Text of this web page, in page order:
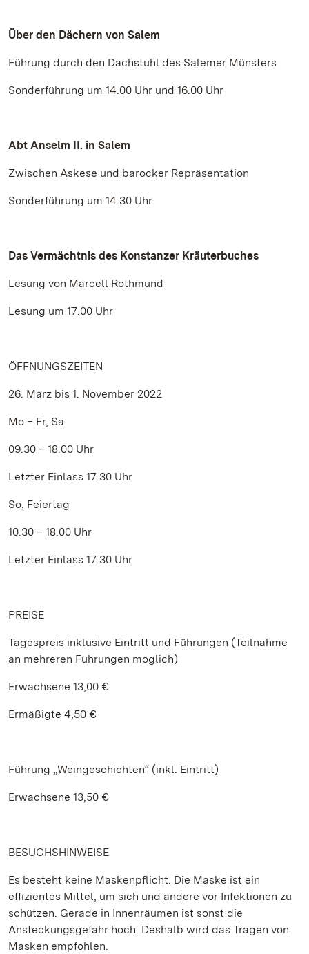
Über den Dächern von Salem
Führung durch den Dachstuhl des Salemer Münsters
Sonderführung um 14.00 Uhr und 16.00 Uhr
Abt Anselm II. in Salem
Zwischen Askese und barocker Repräsentation
Sonderführung um 14.30 Uhr
Das Vermächtnis des Konstanzer Kräuterbuches
Lesung von Marcell Rothmund
Lesung um 17.00 Uhr
ÖFFNUNGSZEITEN
26. März bis 1. November 2022
Mo – Fr, Sa
09.30 – 18.00 Uhr
Letzter Einlass 17.30 Uhr
So, Feiertag
10.30 – 18.00 Uhr
Letzter Einlass 17.30 Uhr
PREISE
Tagespreis inklusive Eintritt und Führungen (Teilnahme
an mehreren Führungen möglich)
Erwachsene 13,00 €
Ermäßigte 4,50 €
Führung „Weingeschichten“ (inkl. Eintritt)
Erwachsene 13,50 €
BESUCHSHINWEISE
Es besteht keine Maskenpflicht. Die Maske ist ein
effizientes Mittel, um sich und andere vor Infektionen zu
schützen. Gerade in Innenräumen ist sonst die
Ansteckungsgefahr hoch. Deshalb wird das Tragen von
Masken empfohlen.